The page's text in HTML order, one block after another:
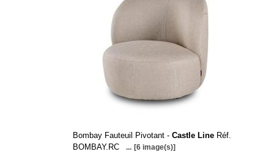
Bombay Fauteuil Pivotant - Castle LineRéf.
BOMBAY.RC
... [6 image(s)]